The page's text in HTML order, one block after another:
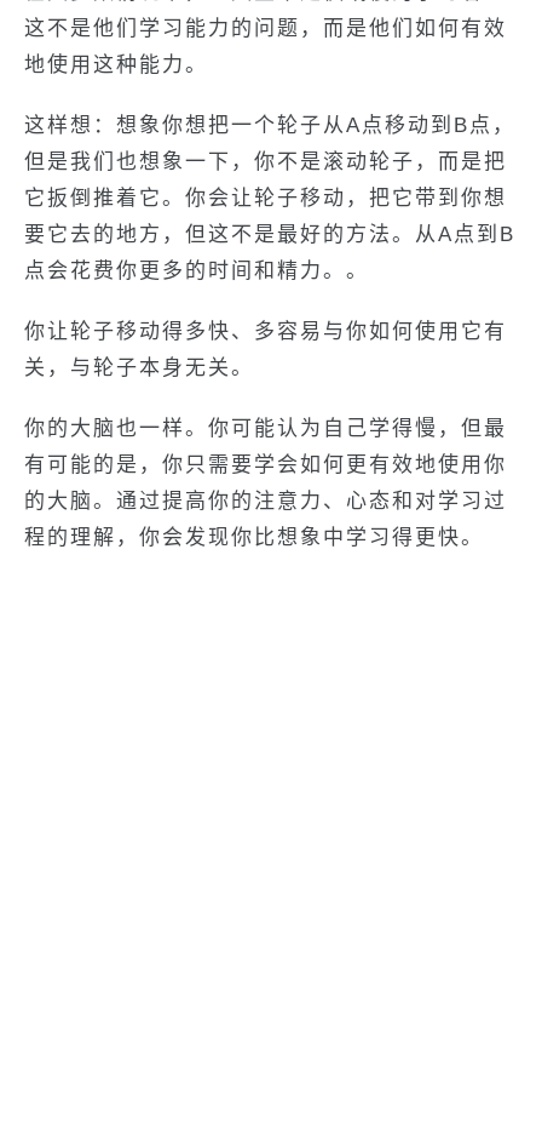
这不是他们学习能力的问题，而是他们如何有效
地使用这种能力。
这样想：想象你想把一个轮子从A点移动到B点，
但是我们也想象一下，你不是滚动轮子，而是把
它扳倒推着它。你会让轮子移动，把它带到你想
要它去的地方，但这不是最好的方法。从A点到B
点会花费你更多的时间和精力。。
你让轮子移动得多快、多容易与你如何使用它有
关，与轮子本身无关。
你的大脑也一样。你可能认为自己学得慢，但最
有可能的是，你只需要学会如何更有效地使用你
的大脑。通过提高你的注意力、心态和对学习过
程的理解，你会发现你比想象中学习得更快。